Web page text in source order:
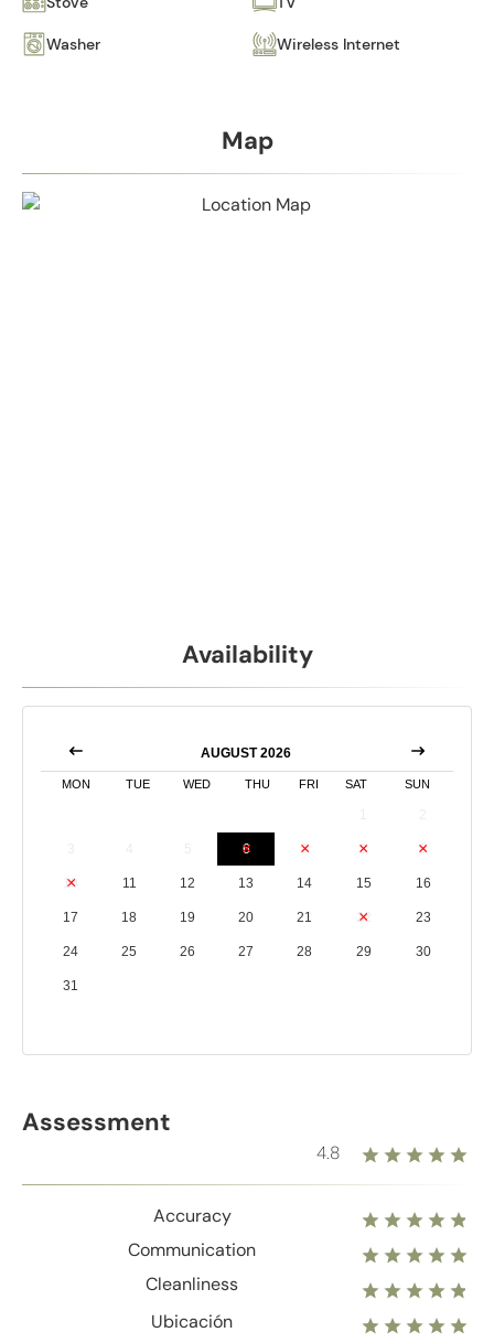
Washer Wireless Internet
Map
Availability
AUGUST 2026
MON TUE WED THU FRI SAT SUN
6 7 8 9
10 11 12 13 14 15 16
17 18 19 20 21 22 23
24 25 26 27 28 29 30
31
Assessment
4.8
Accuracy
Communication
Cleanliness
Ubicación